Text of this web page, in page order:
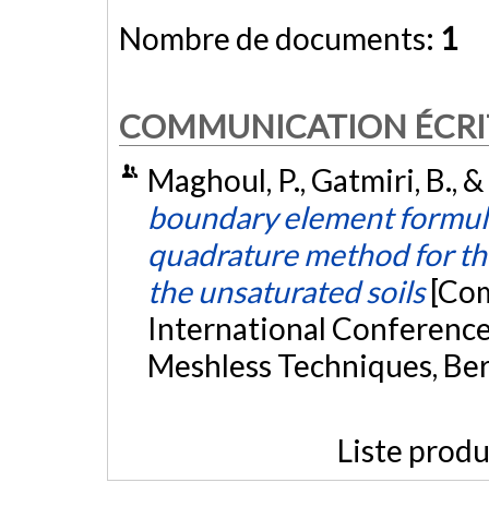
Nombre de documents: 1
COMMUNICATION
Maghoul, P., Gatmiri, B.,
boundary element
quadrature method for
the unsaturated soils
International
Meshless Techniques,
Liste